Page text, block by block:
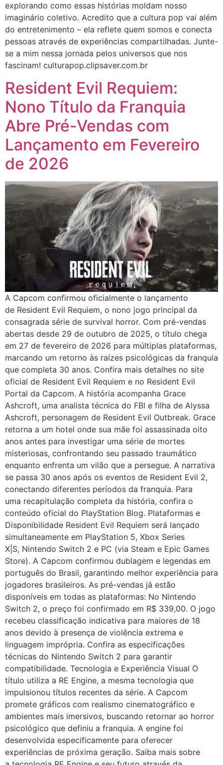
explorando como essas histórias moldam nosso
imaginário coletivo. Acredito que a cultura pop vai além
do entretenimento – ela reflete quem somos e conecta
pessoas através de experiências compartilhadas. Junte-
se a mim nessa jornada pelos universos que nos
fascinam! culturapop.clipsaver.com.br
Resident Evil Requiem:
Nono Título da Franquia
Abre Pré-Vendas com
Lançamento em Fevereiro
de 2026
A Capcom confirmou oficialmente o lançamento
de Resident Evil Requiem, o nono jogo principal da
consagrada série de survival horror. Com pré-vendas
abertas desde 29 de outubro de 2025, o título chega
em 27 de fevereiro de 2026 para múltiplas plataformas,
marcando um retorno às raízes psicológicas da franquia
que completa 30 anos. Confira mais detalhes no site
oficial de Resident Evil Requiem e no Resident Evil
Portal da Capcom. A história acompanha Grace
Ashcroft, uma analista técnica do FBI e filha de Alyssa
Ashcroft, personagem de Resident Evil Outbreak. Grace
retorna a um hotel onde sua mãe foi assassinada oito
anos antes para investigar uma série de mortes
misteriosas, confrontando seu passado traumático
enquanto enfrenta um vilão que a persegue. A narrativa
se passa 30 anos após os eventos de Resident Evil 2,
conectando diferentes períodos da franquia. Para
uma recapitulação completa da história, confira o
conteúdo oficial do PlayStation Blog. Plataformas e
Disponibilidade Resident Evil Requiem será lançado
simultaneamente em PlayStation 5, Xbox Series
X|S, Nintendo Switch 2 e PC (via Steam e Epic Games
Store). A Capcom confirmou dublagem e legendas em
português do Brasil, garantindo melhor experiência para
jogadores brasileiros. As pré-vendas já estão
disponíveis em todas as plataformas: No Nintendo
Switch 2, o preço foi confirmado em R$ 339,00. O jogo
recebeu classificação indicativa para maiores de 18
anos devido à presença de violência extrema e
linguagem imprópria. Confira as especificações
técnicas do Nintendo Switch 2 para garantir
compatibilidade. Tecnologia e Experiência Visual O
título utiliza a RE Engine, a mesma tecnologia que
impulsionou títulos recentes da série. A Capcom
promete gráficos com realismo cinematográfico e
ambientes mais imersivos, buscando retornar ao horror
psicológico que definiu a franquia. A engine foi
desenvolvida especificamente para oferecer
experiências de próxima geração. Saiba mais sobre